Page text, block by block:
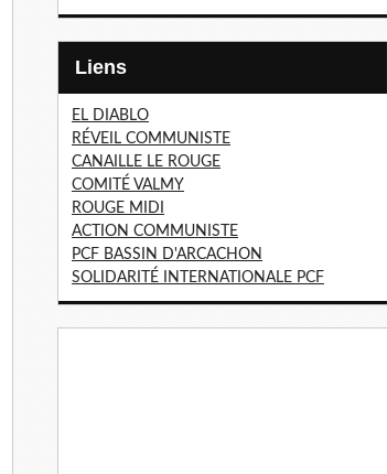
Liens
EL DIABLO
RÉVEIL COMMUNISTE
CANAILLE LE ROUGE
COMITÉ VALMY
ROUGE MIDI
ACTION COMMUNISTE
PCF BASSIN D'ARCACHON
SOLIDARITÉ INTERNATIONALE PCF